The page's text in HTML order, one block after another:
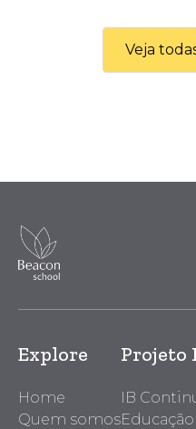
Veja
Explore
Home
Quem somos
Projeto
IB